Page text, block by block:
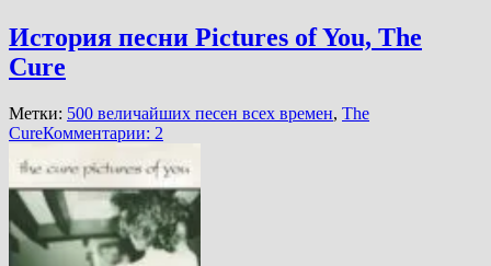
История песни Pictures of You, The
Cure
Метки: 500 величайших песен всех времен, The
CureКомментарии: 2